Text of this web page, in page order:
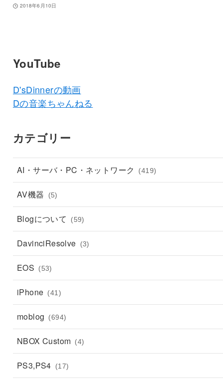
2018年6月10日
YouTube
D'sDinnerの動画
Dの音楽ちゃんねる
カテゴリー
AI・サーバ・PC・ネットワーク (419)
AV機器 (5)
Blogについて (59)
DavinciResolve (3)
EOS (53)
iPhone (41)
moblog (694)
NBOX Custom (4)
PS3,PS4 (17)